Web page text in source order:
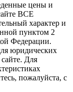
цены и
ВСЕ
характер и
пунктoм 2
Федерации.
юридических
Для
пожалуйста, с